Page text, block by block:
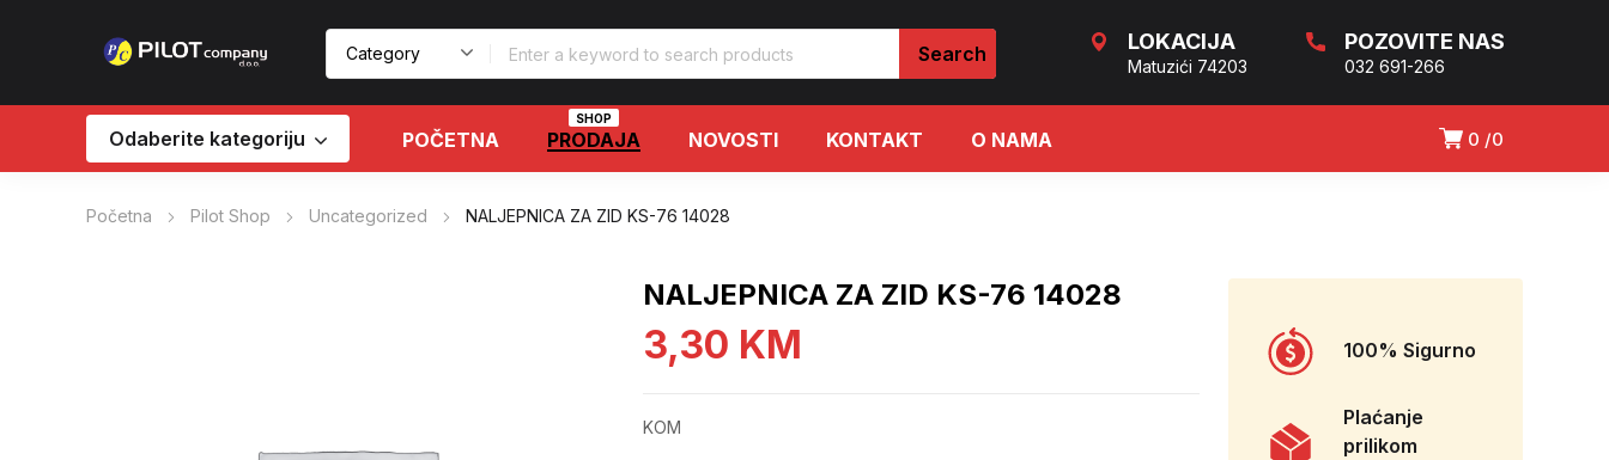
LOKACIJA
Matuzići 74203
POZOVITE NAS
032 691-266
0 0
Odaberite kategoriju POČETNA PRODAJA
SHOP
NOVOSTI KONTAKT O NAMA
Početna Pilot Shop Uncategorized NALJEPNICA ZA ZID KS-76 14028
NALJEPNICA ZA ZID KS-76 14028
3,30 KM
KOM
100% Sigurno
Plaćanje
prilikom